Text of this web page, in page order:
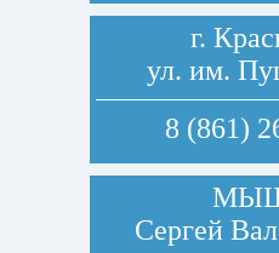
г.
ул. им.
8 (861)
Сергей